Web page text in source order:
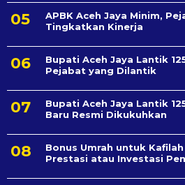
APBK Aceh Jaya Minim,
Tingkatkan Kinerja
Bupati Aceh Jaya Lantik
Pejabat yang Dilantik
Bupati Aceh Jaya Lantik
Baru Resmi Dikukuhkan
Bonus Umrah untuk
Prestasi atau Investasi